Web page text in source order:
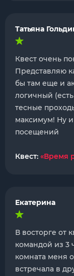
Татьяна
Квест очень
Представляю
бы там еще и
логичный
тесные
максимум! Ну
посещений
Квест: «Время
Екатерина
В восторге от
командой из 3
комната меня
встречала в